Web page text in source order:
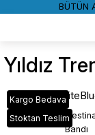
BÜTÜN
Yıldız
Kargo Bedava
Stoktan Teslim
VT_778 Açık
Bandı